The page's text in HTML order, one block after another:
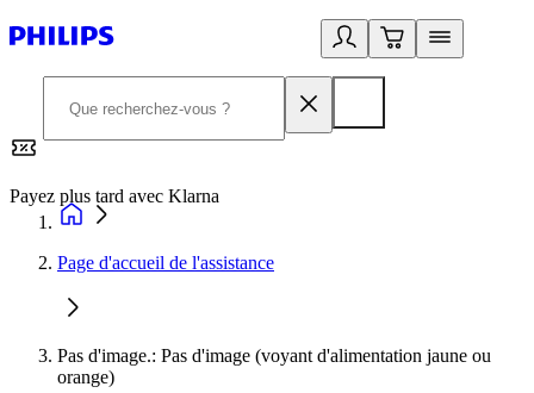
Payez plus tard avec Klarna
Page d'accueil de l'assistance
Pas d'image.: Pas d'image (voyant d'alimentation jaune ou
orange)